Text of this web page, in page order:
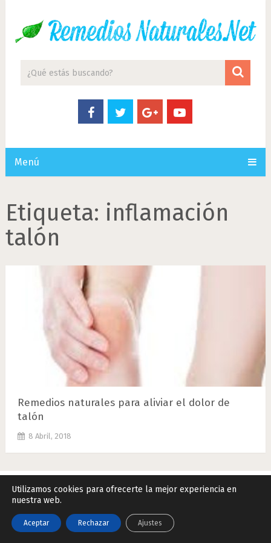
Menú
Etiqueta: inflamación
talón
Remedios naturales para aliviar el dolor de
talón
8 Abril, 2018
Remedios Naturales.Net
Contactar| Datos Legales y Privacidad|
Utilizamos cookies para ofrecerte la mejor experiencia en
nuestra web.
Aceptar Rechazar Ajustes